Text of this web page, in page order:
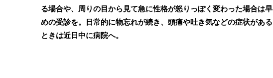
る場合や、周りの目から見て急に性格が怒りっぽく変わった場合は早
めの受診を。日常的に物忘れが続き、頭痛や吐き気などの症状がある
ときは近日中に病院へ。